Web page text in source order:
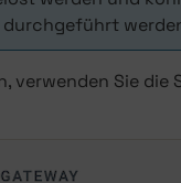
verwenden Sie die